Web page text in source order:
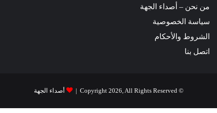
من نحن – أصداء الجهة
سياسة الخصوصية
الشروط والأحكام
اتصل بنا
© Copyright 2026, All Rights Reserved | أصداء الجهة